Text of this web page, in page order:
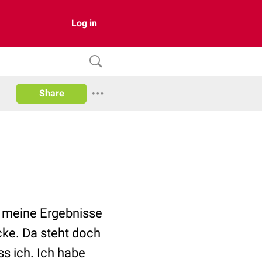
Log in
Share
Ergebnisse
Da steht doch
ich. Ich habe